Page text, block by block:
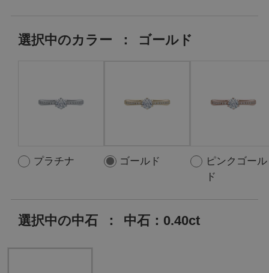
選択中のカラー ： ゴールド
プラチナ ゴールド
ピンクゴール
ド
選択中の中石 ： 中石：0.40ct